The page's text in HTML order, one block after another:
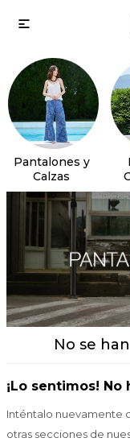

Pantalones y
Calzas
No se
¡Lo sentimos!
Inténtalo nuevamente
otras secciones de